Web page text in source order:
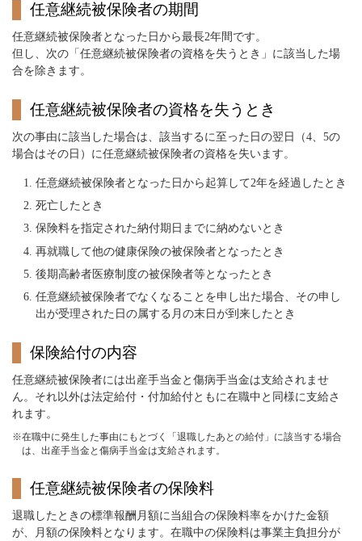
任意継続被保険者の期間
任意継続被保険者となった日から最長2年間です。
但し、次の「任意継続被保険者の資格を失うとき」に該当した場
合を除きます。
任意継続被保険者の資格を失うとき
次の事由に該当した場合は、該当するに至った日の翌日（4、5の
場合はその日）に任意継続被保険者の資格を失います。
任意継続被保険者となった日から起算して2年を経過したとき
死亡したとき
保険料を指定された納付期日までに納めないとき
再就職して他の健康保険の被保険者となったとき
後期高齢者医療制度の被保険者等となったとき
任意継続被保険者でなくなることを申し出た場合、その申し
出が受理された日の属する月の末日が到来したとき
保険給付の内容
任意継続被保険者には出産手当金と傷病手当金は支給されませ
ん。それ以外は法定給付・付加給付ともに在職中と同様に支給さ
れます。
※在職中に発生した事由にもとづく「退職したあとの給付」に該当する場合
は、出産手当金と傷病手当金は支給されます。
任意継続被保険者の保険料
退職したときの標準報酬月額に当組合の保険料率をかけた金額
が、月額の保険料となります。在職中の保険料は事業主負担分が